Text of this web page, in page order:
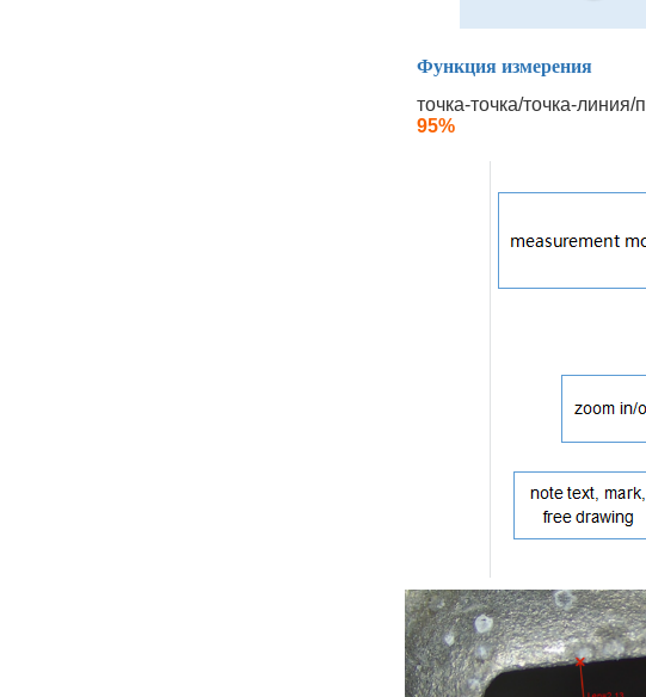
Функция измерения
точка-точка/точка-линия/п
95%